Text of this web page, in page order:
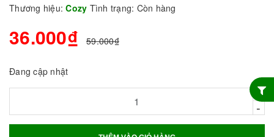
Thương hiệu: Cozy Tình trạng: Còn hàng
36.000₫ 59.000₫
Đang cập nhật
+
-